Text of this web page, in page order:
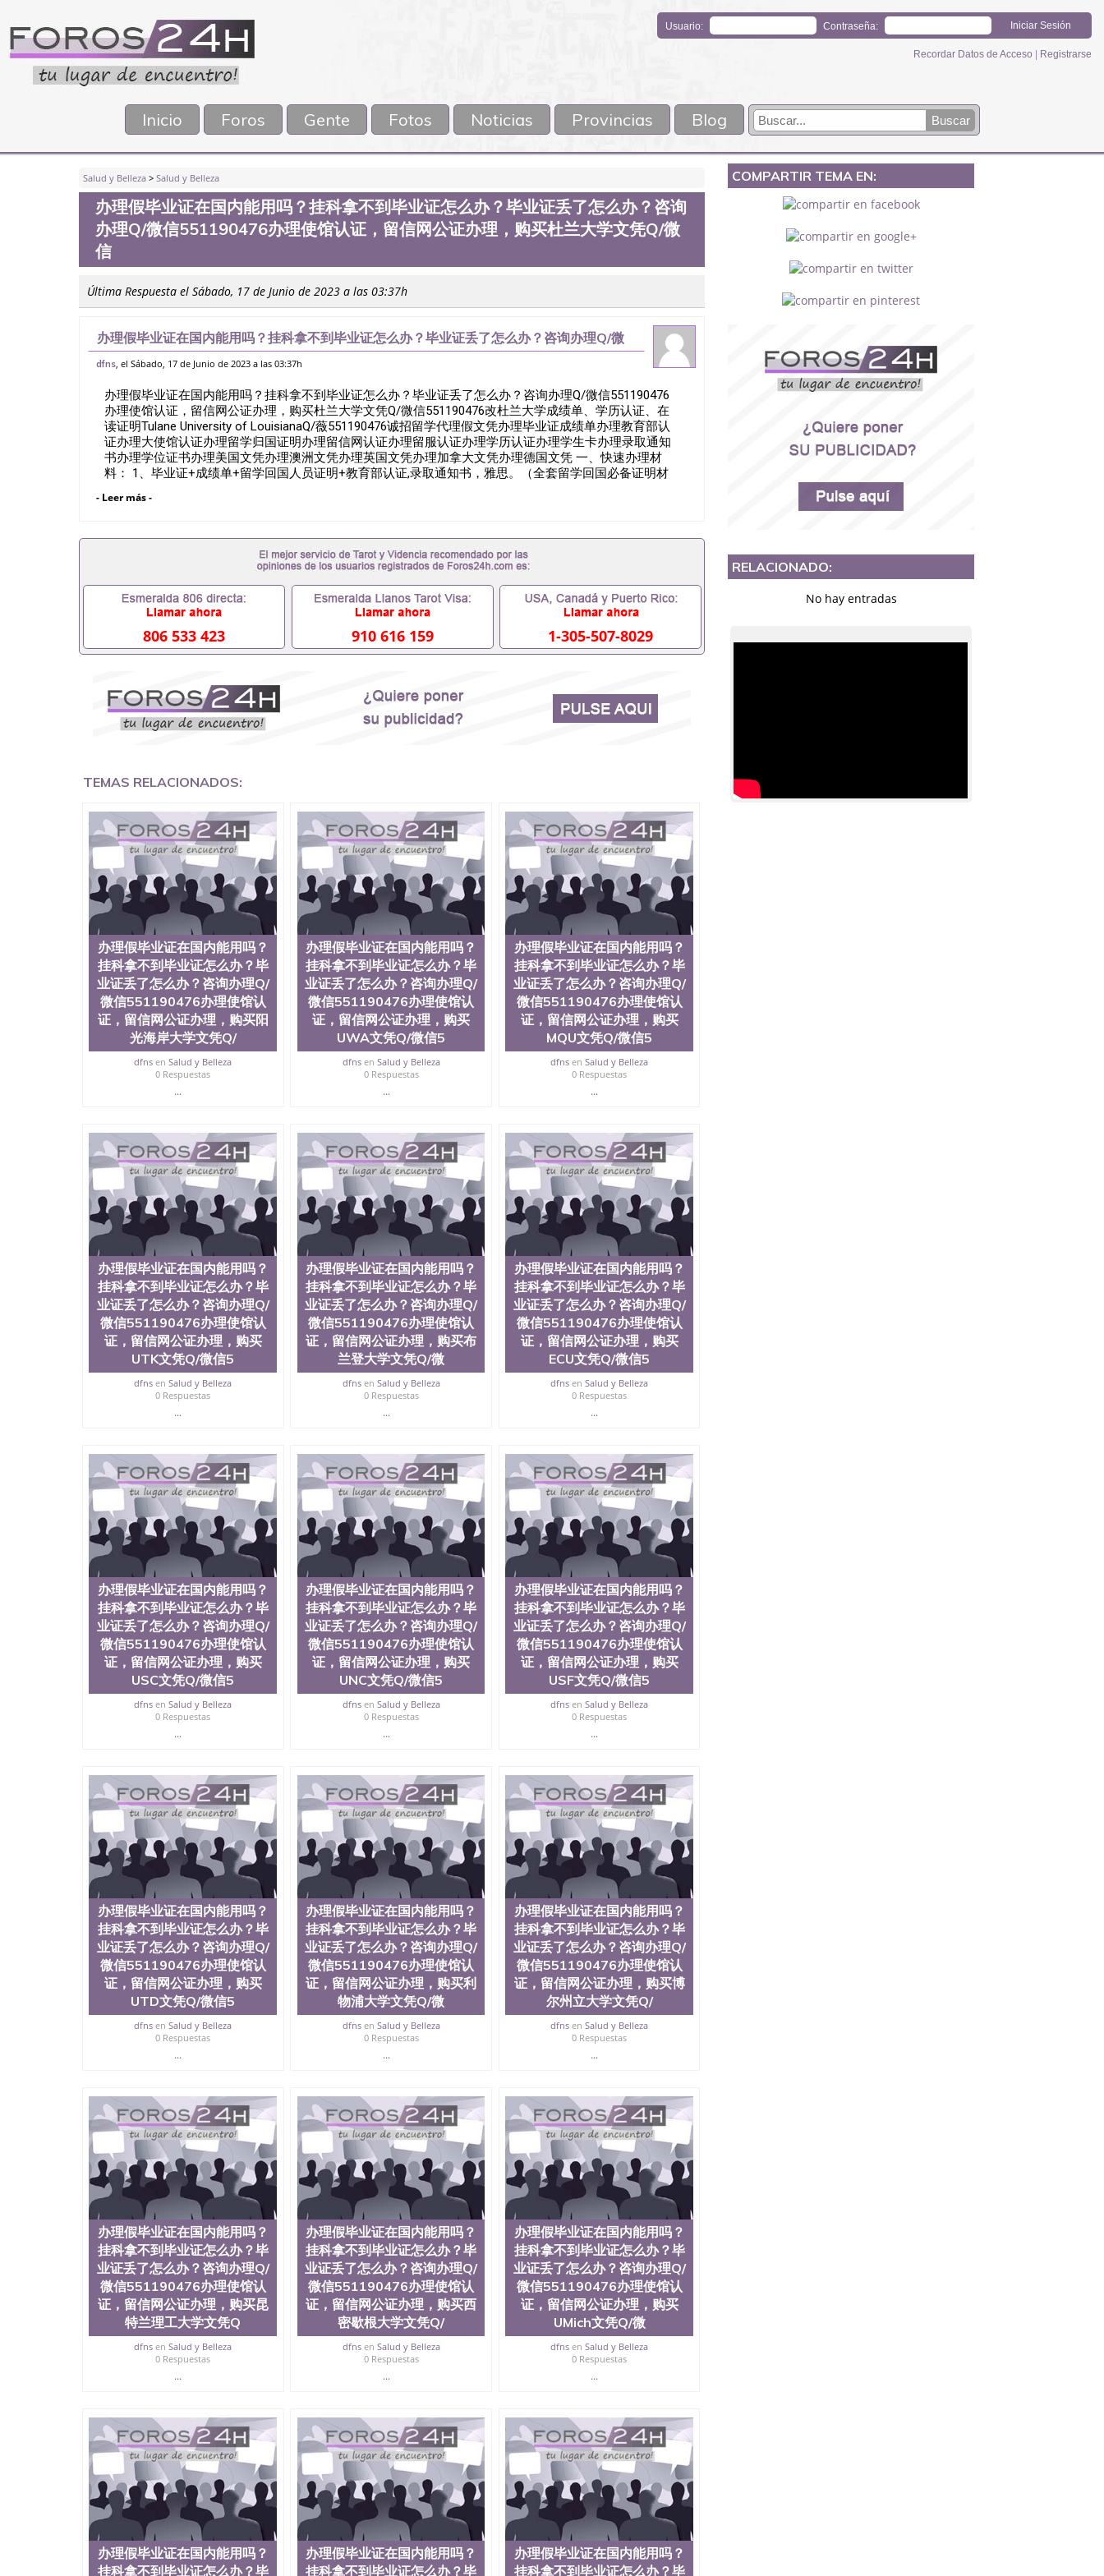
Usuario: Contraseña:
Recordar Datos de Acceso Registrarse
Inicio Foros Gente Fotos Noticias Provincias Blog
Salud y Belleza > Salud y Belleza
办理假毕业证在国内能用吗？挂科拿不到毕业证怎么办？毕业证丢了怎么办？咨询
办理Q/微信551190476办理使馆认证，留信网公证办理，购买杜兰大学文凭Q/微
信
Última Respuesta el Sábado, 17 de Junio de 2023 a las 03:37h
办理假毕业证在国内能用吗？挂科拿不到毕业证怎么办？毕业证丢了怎么办？咨询办理Q/微
信551190476办理使馆认证，留信网公证办理，购买杜兰大学文凭Q/微信
dfns, el Sábado, 17 de Junio de 2023 a las 03:37h
办理假毕业证在国内能用吗？挂科拿不到毕业证怎么办？毕业证丢了怎么办？咨询办理Q/微信551190476
办理使馆认证，留信网公证办理，购买杜兰大学文凭Q/微信551190476改杜兰大学成绩单、学历认证、在
读证明Tulane University of LouisianaQ/薇551190476诚招留学代理假文凭办理毕业证成绩单办理教育部认
证办理大使馆认证办理留学归国证明办理留信网认证办理留服认证办理学历认证办理学生卡办理录取通知
书办理学位证书办理美国文凭办理澳洲文凭办理英国文凭办理加拿大文凭办理德国文凭 一、快速办理材
料： 1、毕业证+成绩单+留学回国人员证明+教育部认证,录取通知书，雅思。（全套留学回国必备证明材
请学校、转学，甚至是申请工签都可以用到）。 注：上述材料，随时都可以安排办理，毕业证成绩单，学
业证成绩单可以办学历认证吗551190476要定居国外需要办理什么材料551190476入职事业单位/国企假的
毕业证会查吗551190476入职国企/事业单位需要些什么材料551190476办理假毕业证在国内能用吗, 挂科拿
不到毕业证怎么办, 毕业证丢了怎么办, 没有正常毕业怎么办理毕业证,没毕业可以办学历认证吗,您是否因为
中途辍学、挂科而没有正常毕业551190476您是否因为递交材料不齐而被拒之门外551190476您是否因没正
常毕业而导致回国得不到教育部认证在校挂科了不想读了,成绩不理想毕不了业怎么办551190476找工作没
有文凭怎么办,怎么办理本科/研究生文凭551190476如何办理本科/硕士毕业证551190476网上买文凭可靠吗
551190476哪里可以买国外文凭551190476国外本科毕业证怎么办理551190476国外大学文凭可以打工作吗
551190476怎么办理 外假毕业证551190476哪里可以制作美国毕业证551190476哪里可以办理澳洲毕业证
551190476假毕业证能查出来吗551190476假文凭网上能查到吗551190476 如何拿到国外毕业证QQ微信
551190476办假大学毕业证QQ微信551190476国外毕业证去哪认证QQ微信551190476找毕业证封皮QQ微信
551190476国外毕业证外壳定制QQ微信551190476快速代办国外毕业证QQ微信551190476快速拿到国外文
硕士文凭办理QQ微信551190476 网上买文凭可靠吗QQ微信551190476买国外文凭质量QQ微信551190476国
信551190476国外大学有毕业证QQ微信551190476办理国外毕业证价格QQ微信551190476国外编号查询QQ
微信551190476办理国外文凭要交定金吗QQ微信551190476办国外可查文凭QQ微信551190476网上购买真
文凭可信吗QQ微信551190476学士学位证书查询机构QQ微信551190476 国外资格证书办理QQ微信
551190476如何办理学历认证QQ微信551190476海外文凭认证办理QQ微信551190476 圣何塞州立大学
（San Jose State University, 又译为“圣荷西州立大学”）成立于1857年，简称SJSU，是加州历史悠久的大
学之一，也是美西地区的公立大学之一。位于圣何塞市San Jose中心，占地154公顷。它是一所位于加利
福尼亚州的著名综合性公立大学，它以极高的就业率，全美名列前茅的毕业薪资，浓厚的多元化学术氛
围，杰出的本科教育质量，被《福克斯》杂志评选为全美50强公立综合性大学，每年有来自世界各地的成
百上千的海外学生前往求学。 至今，这是一所在世界上享有学术地位、声誉、实习机会和影响力的高等教
育机构，并获誉为美国本科教育质量的核心代表。其计算机系与会计系更是在当今美国大学教学排名中表
现优异。其毕业生大多可以在其所处地域的世界硅谷中心得到工作机会。许多硅谷公司甚至在学生大三和
大四的学期提供许多相应科系的实习机会。无论是加州大学系统(UC)，还是加州州立大学系统(CSU), 圣何
塞州立大学都占据着加州所有大学中的地理位置。 圣何塞州立大学座落于硅谷(Silicon Valley), 于附近的旧
金山-圣何塞地区为全美的重要科技中心。约有学生三万人，超过134种学士学科和65个硕士学科，并有来
自世界60余国的学生来此就读。其有名的科系如计算机科学，电子工程学，工商管理学，艺术设计，和航
空学等，深受性肯定及好评；而各种大学部和研究所的商学课程也吸引了众多不同国家的专业人士前来研
究与学习。 二、办理流程： 1、收集客户办理信息； 2、客户付定金下单； 3、公司确认到账转制作点做电
子图； 4、电子图做好发给客户确认； 5、电子图确认好转成品部做成品； 6、成品做好拍照或者视频确认
再付余款； 7、快递给客户（国内顺丰，国外DHL）。 三、真实网上可查的证明材料 1、教育部学历学位认
院、地球及物质科学院、教育学院、工程学院、健康与人类发展学院、信息工程与科学学院、人文学院、
护理学院、科学学院等。学校的教育学院排名在全美前十名，工学院排名在前十五名，且继续攀升中。纽
约大学为学生们提供本科、硕士及博士学位。学校的专业课程包括：会计学、MBA、财务、教育、建筑工
程、经济、医学、护理、文学、音乐、生物学、统计学、美术、电子工程、天文学、农业、环境污染控
制、历史、电气工程、生物工程、建筑设计、工商管理、材料科学、机械工程、航天工程、土木工程、数
学、化学、英语、社会科学、心理学、戏剧、市场营销、机械工程、计算机科学、物理学、人工智能、商
科、金融专业 1、客户提供相关材料，确定客户办理信息，给出操作方案； 2、补充毕业证成绩单等相关材
料； 3、留服注册申请账号，付定金； 4、预约递交时间，公司人员陪同客户本人一起去留服递交材料；
5、等待结果，完成结果书留服直接邮寄给客户 6、客户确认收到结果，付余款。 我们对海外大学及学院的
毕业证成绩单所使用的材料，尺寸大小，防伪结构（包括：水印，阴影底纹，钢印LOGO烫金烫银，LOGO
烫金烫银复合重叠。 文字图案浮雕，激光镭射，紫外荧光，温感，复印防伪）都有原版本文凭对照。质量
得到了广大海外客户群体的认可，同时和海外学校留学中介， 同时能做到与时俱进，及时掌握各大院校的
（毕业证，成绩单，资格证，学生卡，结业证，录取通知书，在读证明等相关材料）的版本更新信息， 能
够在时间掌握的海外学历文凭的样版，尺寸大小，纸张材质，防伪技术等等，并在时间收集到原版实物，
以求达到客户的需求。 我们的优势： 我们在保证合理定价的同时，坚持较高性价比，通过品质和效率不断
优化，为您倾情诠释什么是高性价比。 咨询顾问：Sam q/微信:551190476 Q/微信:551190476办理毕业证
成绩单、教育部认证,录取通知书，雅思，留学回国证明.
认证、留服认证、使馆认证、使馆证明、使馆留学回国人员证明、留学生认证、学历认证、文凭认证学位
认证、留学生学历认证、留学生学位认证、英国文凭学历、美国文凭学历、澳洲文凭学历、加拿大文凭学
历、新西兰学历认证等q:551190476 微信：551190476 圣何塞州立大学毕业证（San Jose State
University）圣何塞州立大学毕业证（San Jose State University）圣何塞州立大学毕业证（San Jose State
University）圣何塞州立大学成绩单（San Jose State University）圣何塞州立大学成绩单（ San Jose State
University）圣何塞州立大学成绩单（San Jose State University）成绩单圣何塞州立大学文凭（San Jose
State University）圣何塞州立大学（San Jose State University）圣何塞州立大学（San Jose State
University）圣何塞州立大学（ San Jose State University）圣何塞州立大学（San Jose State University）
圣何塞州立大学文凭（San Jose State University）圣何塞州立大学文凭（San Jose State University）文凭
圣何塞州立大学文凭（San Jose State University）圣何塞州立大学学历（ San Jose State University）圣何
塞州立大学学历（San Jose State University）圣何塞州立大学学历（San Jose State University）圣 塞州立
大学学历（San Jose State University）圣何塞州立大学（San Jose State University）圣何塞州立大学
（San Jose State University）圣何塞州立大学（San Jose State University）圣何塞州立大学（San Jose
State University）圣何塞州立大学学位证（San Jose State University）圣何塞州立大学学位证（San Jose
State University）圣何塞州立大学学位证（San Jose State University）圣何塞州立大学（San Jose State
University）圣何塞州立大学（San Jose State University）圣何塞州立大学（San Jose State University）圣
何塞州立大学（San Jose State University）圣何塞州立大学学位证（San Jose State University）圣何塞州
立大学学位证（San Jose State University）圣何塞州立大学结业证（San Jose State University）圣何塞州
立大学结业证（San Jose State University）圣何塞州立大学结业证（San Jose State University）圣何塞州
塞州立大学学历证书（San Jose State University）澳洲读书未毕业找人做文凭学位qq微信551190476澳洲
读CQU中央昆士兰大学学历 绩单购买学位证书/澳洲读本科硕士做文凭/购买澳洲大学毕业证成绩单假文凭
学历offieUniversityofSouthernQueensland 澳洲读书未毕业找人做文凭学位qq微信551190476澳洲读CQU中
央昆士兰大学学历成绩单购买学位证书/澳洲读本科硕士做文凭/购买澳洲大学毕业证成绩单假文凭学历办
理假毕业证在国内能用吗？挂科拿不到毕业证怎么办？毕业证丢了怎么办？咨询办理Q/微信551190476办
理使馆认证，留信网公证办理，购买杜兰大学文凭Q/微信551190476改杜兰大学成绩单、学历认证、在读
证明Tulane University of Louisiana
- Leer más -
806 533 423 910 616 159 1-305-507-8029
TEMAS RELACIONADOS:
办理假毕业证在国内能用吗？
挂科拿不到毕业证怎么办？毕
业证丢了怎么办？咨询办理Q/
微信551190476办理使馆认
证，留信网公证办理，购买阳
光海岸大学文凭Q/
dfns enSalud y Belleza
0 Respuestas
...
办理假毕业证在国内能用吗？
挂科拿不到毕业证怎么办？毕
业证丢了怎么办？咨询办理Q/
微信551190476办理使馆认
证，留信网公证办理，购买
UWA文凭Q/微信5
dfnsen Salud y Belleza
0 Respuestas
...
办理假毕业证在国内能用吗？
挂科拿不到毕业证怎么办？毕
业证丢了怎么办？咨询办理Q/
微信551190476办理使馆认
证，留信网公证办理，购买
MQU文凭Q/微信5
dfns enSalud y Belleza
0 Respuestas
...
办理假毕业证在国内能用吗？
挂科拿不到毕业证怎么办？毕
业证丢了怎么办？咨询办理Q/
微信551190476办理使馆认
证，留信网公证办理，购买
UTK文凭Q/微信5
dfns enSalud y Belleza
0 Respuestas
...
办理假毕业证在国内能用吗？
挂科拿不到毕业证怎么办？毕
业证丢了怎么办？咨询办理Q/
微信551190476办理使馆认
证，留信网公证办理，购买布
兰登大学文凭Q/微
dfnsen Salud y Belleza
0 Respuestas
...
办理假毕业证在国内能用吗？
挂科拿不到毕业证怎么办？毕
业证丢了怎么办？咨询办理Q/
微信551190476办理使馆认
证，留信网公证办理，购买
ECU文凭Q/微信5
dfns enSalud y Belleza
0 Respuestas
...
办理假毕业证在国内能用吗？
挂科拿不到毕业证怎么办？毕
业证丢了怎么办？咨询办理Q/
微信551190476办理使馆认
证，留信网公证办理，购买
USC文凭Q/微信5
dfns enSalud y Belleza
0 Respuestas
...
办理假毕业证在国内能用吗？
挂科拿不到毕业证怎么办？毕
业证丢了怎么办？咨询办理Q/
微信551190476办理使馆认
证，留信网公证办理，购买
UNC文凭Q/微信5
dfnsen Salud y Belleza
0 Respuestas
...
办理假毕业证在国内能用吗？
挂科拿不到毕业证怎么办？毕
业证丢了怎么办？咨询办理Q/
微信551190476办理使馆认
证，留信网公证办理，购买
USF文凭Q/微信5
dfns enSalud y Belleza
0 Respuestas
...
办理假毕业证在国内能用吗？
挂科拿不到毕业证怎么办？毕
业证丢了怎么办？咨询办理Q/
微信551190476办理使馆认
证，留信网公证办理，购买
UTD文凭Q/微信5
dfns enSalud y Belleza
0 Respuestas
...
办理假毕业证在国内能用吗？
挂科拿不到毕业证怎么办？毕
业证丢了怎么办？咨询办理Q/
微信551190476办理使馆认
证，留信网公证办理，购买利
物浦大学文凭Q/微
dfnsen Salud y Belleza
0 Respuestas
...
办理假毕业证在国内能用吗？
挂科拿不到毕业证怎么办？毕
业证丢了怎么办？咨询办理Q/
微信551190476办理使馆认
证，留信网公证办理，购买博
尔州立大学文凭Q/
dfns enSalud y Belleza
0 Respuestas
...
办理假毕业证在国内能用吗？
挂科拿不到毕业证怎么办？毕
业证丢了怎么办？咨询办理Q/
微信551190476办理使馆认
证，留信网公证办理，购买昆
特兰理工大学文凭Q
dfns enSalud y Belleza
0 Respuestas
...
办理假毕业证在国内能用吗？
挂科拿不到毕业证怎么办？毕
业证丢了怎么办？咨询办理Q/
微信551190476办理使馆认
证，留信网公证办理，购买西
密歇根大学文凭Q/
dfnsen Salud y Belleza
0 Respuestas
...
办理假毕业证在国内能用吗？
挂科拿不到毕业证怎么办？毕
业证丢了怎么办？咨询办理Q/
微信551190476办理使馆认
证，留信网公证办理，购买
UMich文凭Q/微
dfns enSalud y Belleza
0 Respuestas
...
办理假毕业证在国内能用吗？
挂科拿不到毕业证怎么办？毕
办理假毕业证在国内能用吗？
挂科拿不到毕业证怎么办？毕
办理假毕业证在国内能用吗？
挂科拿不到毕业证怎么办？毕
COMPARTIR TEMA EN:
RELACIONADO:
No hay entradas